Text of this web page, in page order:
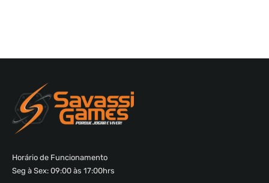
Horário de Funcionamento
Seg à Sex: 09:00 às 17:00hrs